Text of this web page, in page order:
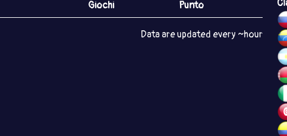
Giochi Punto
Data are updated every ~hour